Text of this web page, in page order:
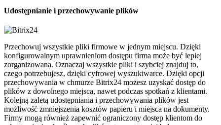
Udostępnianie i przechowywanie plików
Przechowuj wszystkie pliki firmowe w jednym miejscu. Dzięki
konfigurowalnym uprawnieniom dostępu firma może być lepiej
zorganizowana. Oznaczaj wszystkie pliki i szybciej znajduj to,
czego potrzebujesz, dzięki cyfrowej wyszukiwarce. Dzięki opcji
przechowywania w chmurze Bitrix24 możesz uzyskać dostęp do
plików z dowolnego miejsca, nawet podczas spotkań z klientami.
Kolejną zaletą udostępniania i przechowywania plików jest
możliwość zmniejszenia kosztów papieru i miejsca na dokumenty.
Firmy mogą również zapewnić ograniczony dostęp klientom do